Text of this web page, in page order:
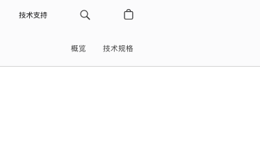
技术支持
概览 技术规格